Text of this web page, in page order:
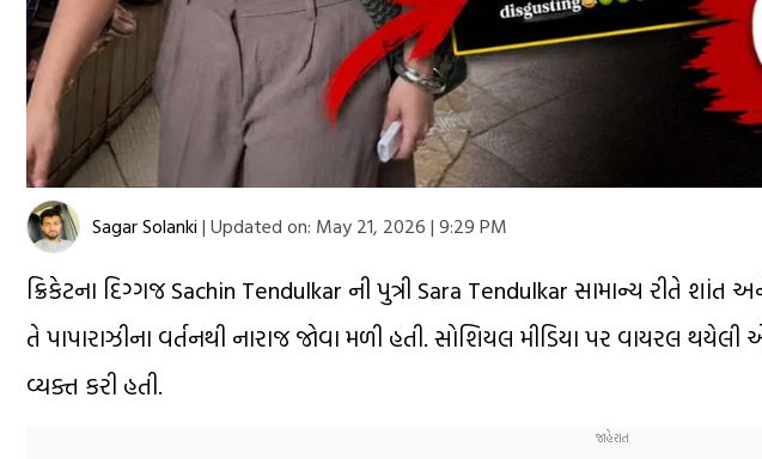
Sagar Solanki | Updated on: May 21, 2026 | 9:29 PM
ક્રિકેટના દિગ્ગજ Sachin Tendulkar ની પુત્રી Sara Tendulkar સામાન્ય રીતે
તે પાપારાઝીના વર્તનથી નારાજ જોવા મળી હતી. સોશિયલ મીડિયા પર વાયરલ થયેલી
વ્યક્ત કરી હતી.